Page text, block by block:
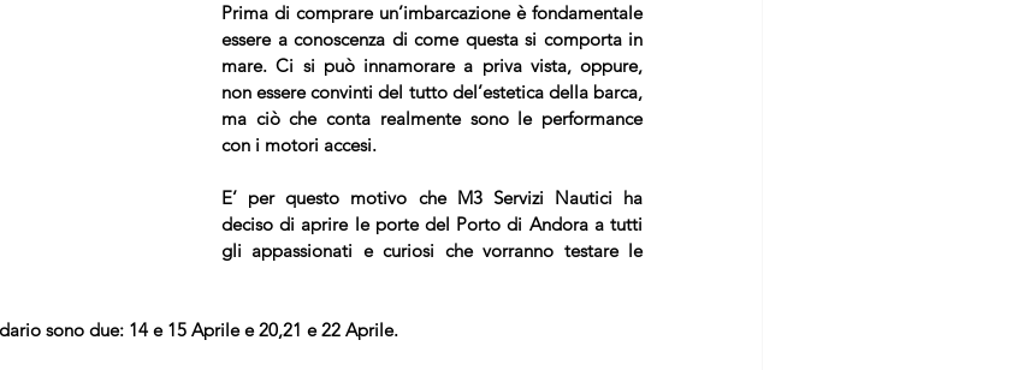
Prima di comprare un’imbarcazione è fondamentale
essere a conoscenza di come questa si comporta in
mare. Ci si può innamorare a priva vista, oppure,
non essere convinti del tutto del’estetica della barca,
ma ciò che conta realmente sono le performance
con i motori accesi.
E’ per questo motivo che M3 Servizi Nautici ha
deciso di aprire le porte del Porto di Andora a tutti
gli appassionati e curiosi che vorranno testare le
sono due: 14 e 15 Aprile e 20,21 e 22 Aprile.